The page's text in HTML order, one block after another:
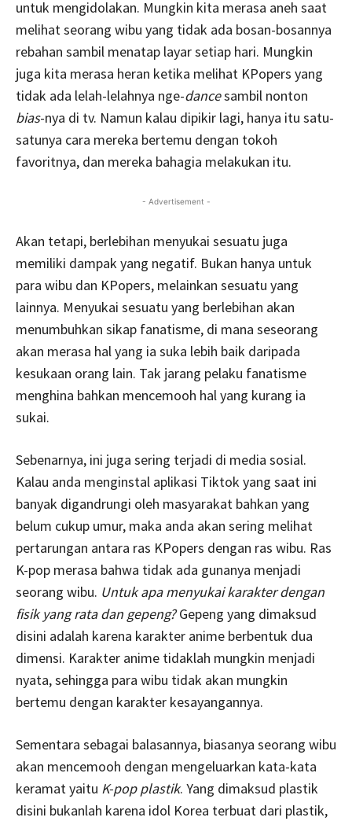
untuk mengidolakan. Mungkin kita merasa aneh saat
melihat seorang wibu yang tidak ada bosan-bosannya
rebahan sambil menatap layar setiap hari. Mungkin
juga kita merasa heran ketika melihat KPopers yang
tidak ada lelah-lelahnya nge-dancesambil nonton
bias-nya di tv. Namun kalau dipikir lagi, hanya itu satu-
satunya cara mereka bertemu dengan tokoh
favoritnya, dan mereka bahagia melakukan itu.
- Advertisement -
Akan tetapi, berlebihan menyukai sesuatu juga
memiliki dampak yang negatif. Bukan hanya untuk
para wibu dan KPopers, melainkan sesuatu yang
lainnya. Menyukai sesuatu yang berlebihan akan
menumbuhkan sikap fanatisme, di mana seseorang
akan merasa hal yang ia suka lebih baik daripada
kesukaan orang lain. Tak jarang pelaku fanatisme
menghina bahkan mencemooh hal yang kurang ia
sukai.
Sebenarnya, ini juga sering terjadi di media sosial.
Kalau anda menginstal aplikasi Tiktok yang saat ini
banyak digandrungi oleh masyarakat bahkan yang
belum cukup umur, maka anda akan sering melihat
pertarungan antara ras KPopers dengan ras wibu. Ras
K-pop merasa bahwa tidak ada gunanya menjadi
seorang wibu. Untuk apa menyukai karakter dengan
fisik yang rata dan gepeng?Gepeng yang dimaksud
disini adalah karena karakter anime berbentuk dua
dimensi. Karakter anime tidaklah mungkin menjadi
nyata, sehingga para wibu tidak akan mungkin
bertemu dengan karakter kesayangannya.
Sementara sebagai balasannya, biasanya seorang wibu
akan mencemooh dengan mengeluarkan kata-kata
keramat yaitu K-pop plastik. Yang dimaksud plastik
disini bukanlah karena idol Korea terbuat dari plastik,